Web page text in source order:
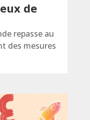
de
repasse au
des mesures